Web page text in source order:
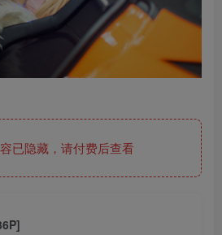
已隐藏，请付费后查看